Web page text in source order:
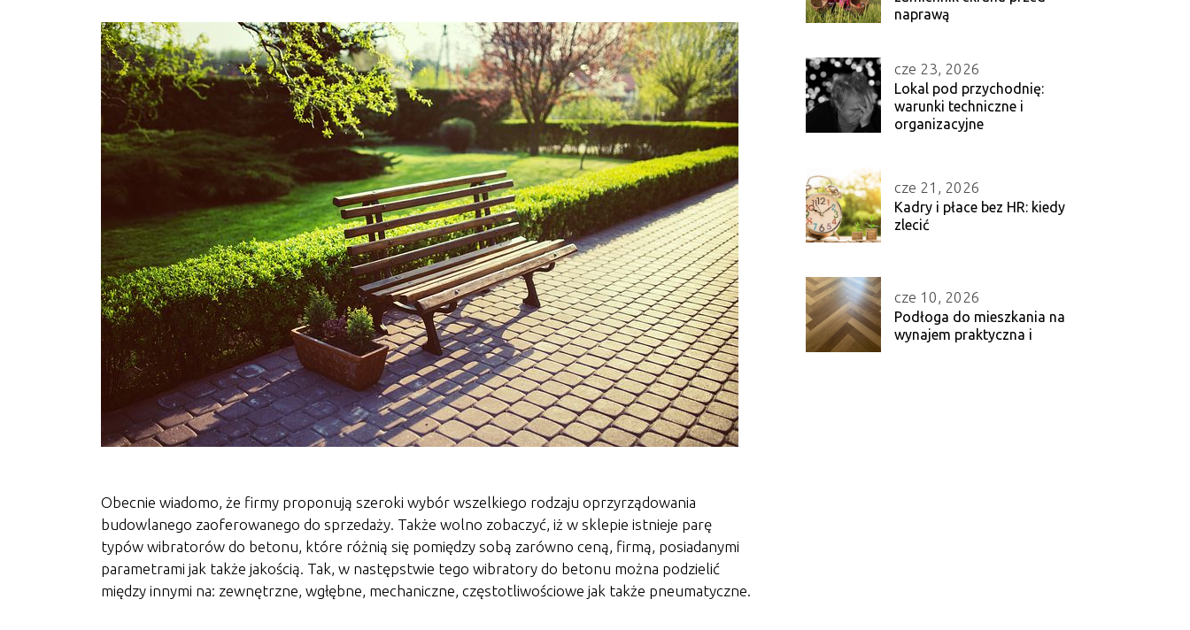
Obecnie wiadomo, że firmy proponują szeroki wybór wszelkiego rodzaju oprzyrządowania
budowlanego zaoferowanego do sprzedaży. Także wolno zobaczyć, iż w sklepie istnieje parę
typów wibratorów do betonu, które różnią się pomiędzy sobą zarówno ceną, firmą, posiadanymi
parametrami jak także jakością. Tak, w następstwie tego wibratory do betonu można podzielić
między innymi na: zewnętrzne, wgłębne, mechaniczne, częstotliwościowe jak także pneumatyczne.
naprawą
cze 23, 2026
Lokal pod przychodnię:
warunki techniczne i
organizacyjne
cze 21, 2026
Kadry i płace bez HR: kiedy
zlecić
cze 10, 2026
Podłoga do mieszkania na
wynajem praktyczna i